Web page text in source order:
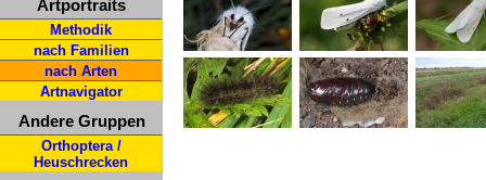
Artportraits
Methodik
nach Familien
nach Arten
Artnavigator
Andere Gruppen
Orthoptera /
Heuschrecken